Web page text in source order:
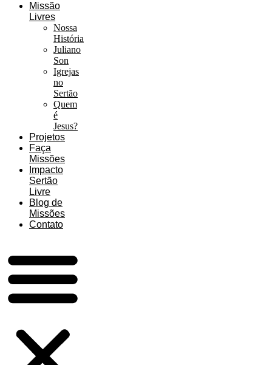
Missão
Livres
Nossa
História
Juliano
Son
Igrejas
no
Sertão
Quem
é
Jesus?
Projetos
Faça
Missões
Impacto
Sertão
Livre
Blog de
Missões
Contato